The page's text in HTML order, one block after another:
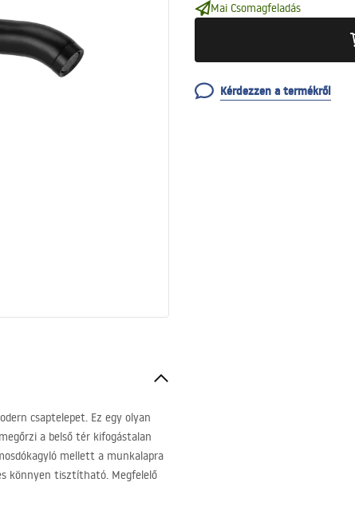
Mai Csomagfeladás
Kérdezzen a termékről
csaptelepet. Ez egy olyan
a belső tér kifogástalan
mellett a munkalapra
könnyen tisztítható. Megfelelő